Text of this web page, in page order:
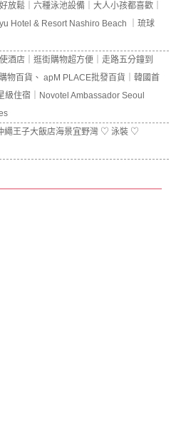
放鬆｜六種泳池設備｜大人小孩都喜歡｜
Hotel & Resort Nashiro Beach ｜琉球
酒店｜逛街購物超方便｜走路五分鐘到
物百貨、 apM PLACE批發百貨｜韓國首
住宿｜Novotel Ambassador Seoul
繩王子大飯店海景宜野灣 ♡ 泳裝 ♡